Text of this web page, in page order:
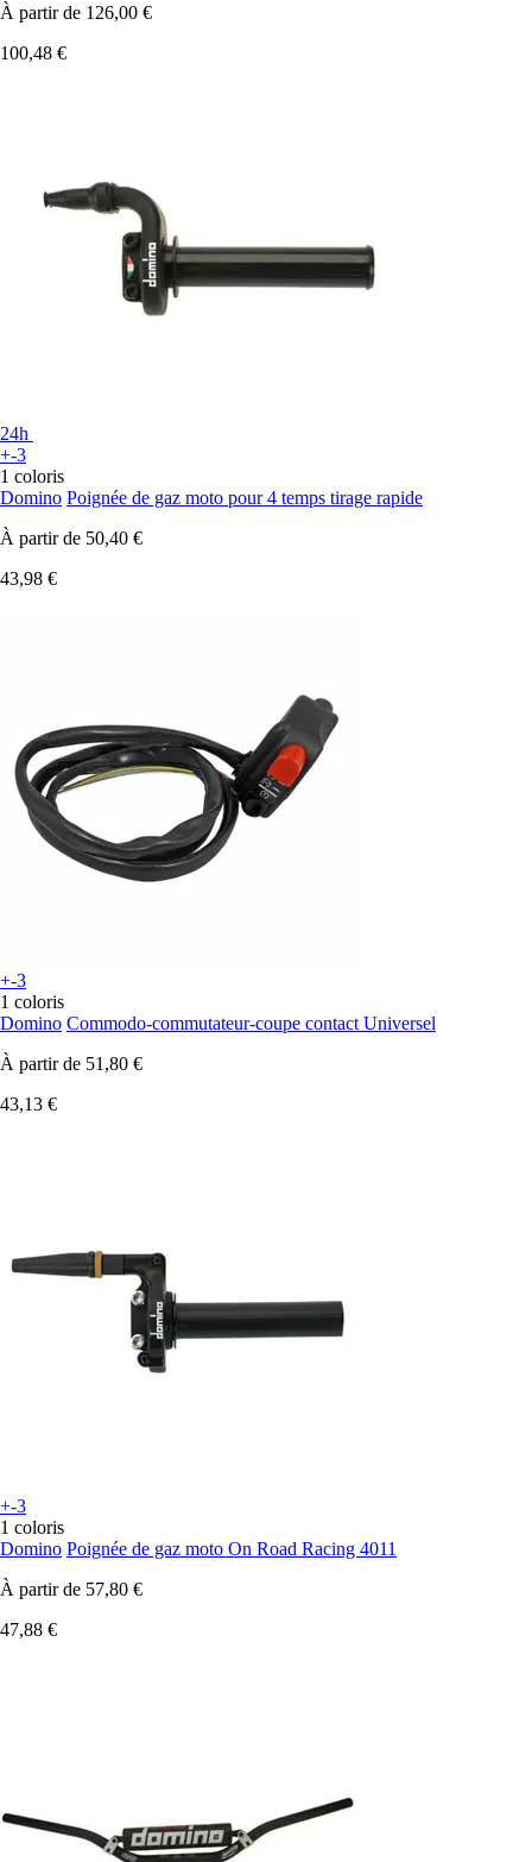
À partir de 126,00 €
100,48 €
24h
+-3
1 coloris
Domino Poignée de gaz moto pour 4 temps tirage rapide
À partir de 50,40 €
43,98 €
+-3
1 coloris
Domino Commodo-commutateur-coupe contact Universel
À partir de 51,80 €
43,13 €
+-3
1 coloris
Domino Poignée de gaz moto On Road Racing 4011
À partir de 57,80 €
47,88 €